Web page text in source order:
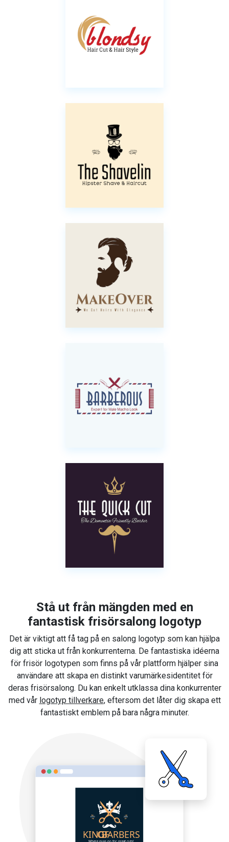
Stå ut från mängden med en
fantastisk frisörsalong logotyp
Det är viktigt att få tag på en salong logotyp som kan hjälpa
dig att sticka ut från konkurrenterna. De fantastiska idéerna
för frisör logotypen som finns på vår plattform hjälper sina
användare att skapa en distinkt varumärkesidentitet för
deras frisörsalong. Du kan enkelt utklassa dina konkurrenter
med vår logotyp tillverkare, eftersom det låter dig skapa ett
fantastiskt emblem på bara några minuter.